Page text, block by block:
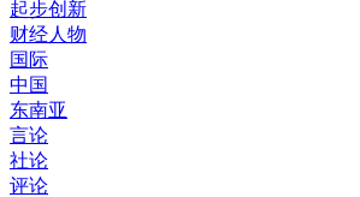
起步创新
财经人物
国际
中国
东南亚
言论
社论
评论